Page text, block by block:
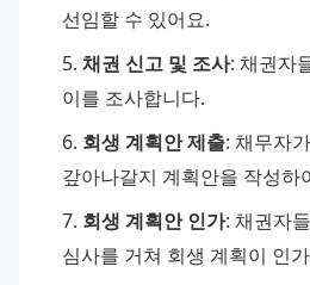
선임할 수 있어요.
채권 신고 및 조사: 채권자
이를 조사합니다.
회생 계획안 제출: 채무자
갚아나갈지 계획안을 작성하
회생 계획안 인가: 채권자
심사를 거쳐 회생 계획이 인